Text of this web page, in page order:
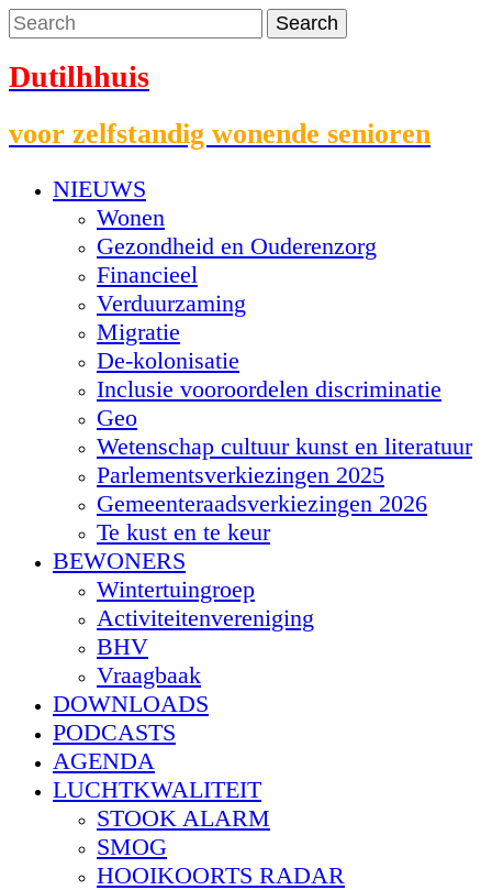
Dutilhhuis
voor zelfstandig wonende senioren
NIEUWS
Wonen
Gezondheid en Ouderenzorg
Financieel
Verduurzaming
Migratie
De-kolonisatie
Inclusie vooroordelen discriminatie
Geo
Wetenschap cultuur kunst en literatuur
Parlementsverkiezingen 2025
Gemeenteraadsverkiezingen 2026
Te kust en te keur
BEWONERS
Wintertuingroep
Activiteitenvereniging
BHV
Vraagbaak
DOWNLOADS
PODCASTS
AGENDA
LUCHTKWALITEIT
STOOK ALARM
SMOG
HOOIKOORTS RADAR